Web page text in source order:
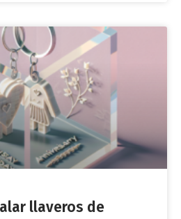
llaveros de